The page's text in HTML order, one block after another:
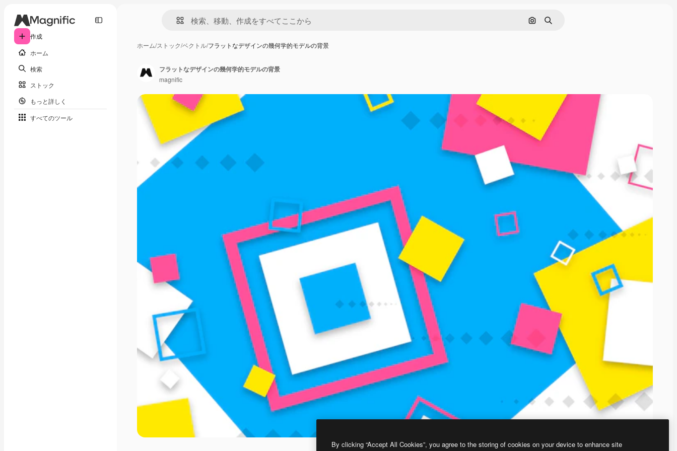
作成
ホーム
検索
ストック
もっと詳しく
すべてのツール
画像で検索
検索
ホーム/ストック/ベクトル/フラットなデザインの幾何学的モデルの背景
フラットなデザインの幾何学的モデルの背景
magnific
By clicking “Accept All Cookies”, you agree to the storing of cookies on your device to enhance site